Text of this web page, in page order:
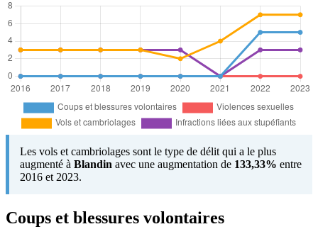
Les vols et cambriolages sont le type de délit qui a le plus
augmenté à Blandin avec une augmentation de 133,33% entre
2016 et 2023.
Coups et blessures volontaires